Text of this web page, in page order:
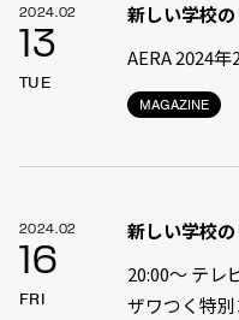
2024.02
13
TUE
MAGAZINE
新しい学校
AERA 2024
2024.02
16
FRI
新しい学校
20:00〜 テレ
ザワつく特別